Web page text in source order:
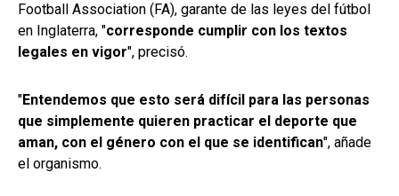
Football Association (FA), garante de las leyes del fútbol
en Inglaterra, "corresponde cumplir con los textos
legales en vigor", precisó.
"Entendemos que esto será difícil para las personas
que simplemente quieren practicar el deporte que
aman, con el género con el que se identifican", añade
el organismo.